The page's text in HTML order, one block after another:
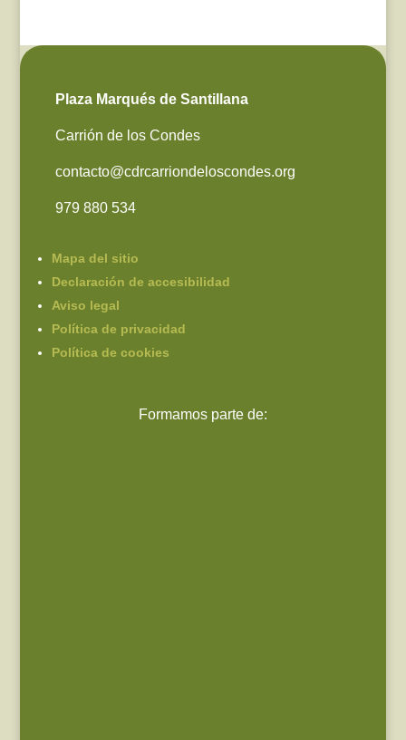
Plaza Marqués de Santillana
Carrión de los Condes
contacto@cdrcarriondeloscondes.org
979 880 534
Mapa del sitio
Declaración de accesibilidad
Aviso legal
Política de privacidad
Política de cookies
Formamos parte de: